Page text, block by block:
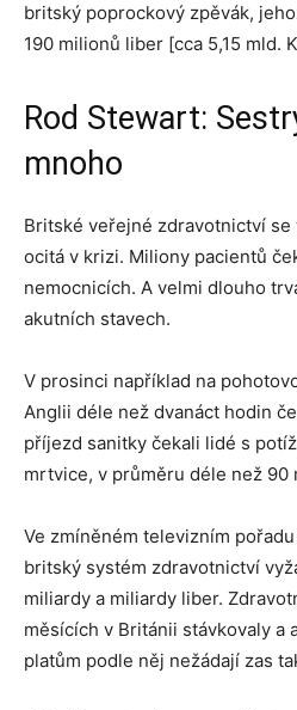
britský poprockový zpěvák,
190 milionů liber [cca 5,15 mld.
Rod Stewart:
mnoho
Britské veřejné zdravotnictví
ocitá v krizi. Miliony pacientů
nemocnicích. A velmi dlouho
akutních stavech.
V prosinci například na
Anglii déle než dvanáct hodin
příjezd sanitky čekali lidé s
mrtvice, v průměru déle než 90
Ve zmíněném televizním
britský systém zdravotnictví
miliardy a miliardy liber.
měsících v Británii stávkovaly a
platům podle něj nežádají zas